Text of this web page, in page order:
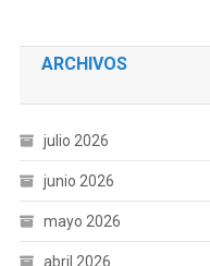
ARCHIVOS
julio 2026
junio 2026
mayo 2026
abril 2026